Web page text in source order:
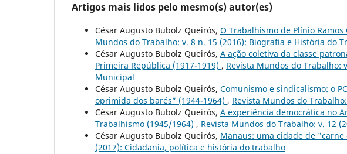
Artigos mais lidos pelo mesmo(s) autor(es)
César Augusto Bubolz Queirós, O Trabalhismo de Plínio Ramos
Mundos do Trabalho: v. 8 n. 15 (2016): Biografia e História do
César Augusto Bubolz Queirós, A ação coletiva da classe
Primeira República (1917-1919) , Revista Mundos do Trabalho:
Municipal
César Augusto Bubolz Queirós, Comunismo e sindicalismo: o
oprimida dos barés” (1944-1964) , Revista Mundos do
César Augusto Bubolz Queirós, A experiência democrática no
Trabalhismo (1945/1964) , Revista Mundos do Trabalho: v. 12
César Augusto Bubolz Queirós, Manaus: uma cidade de "carne
(2017): Cidadania, política e história do trabalho